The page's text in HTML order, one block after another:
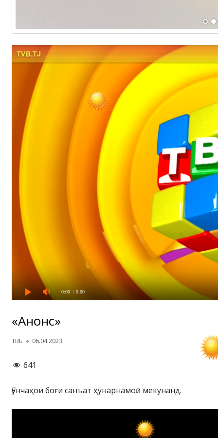
0:00 / 0:00
«Анонс»
Автор
ТВБ Опубликовано
06.04.2023
641
Ғунчаҳои боғи санъат ҳунарнамоӣ мекунанд.